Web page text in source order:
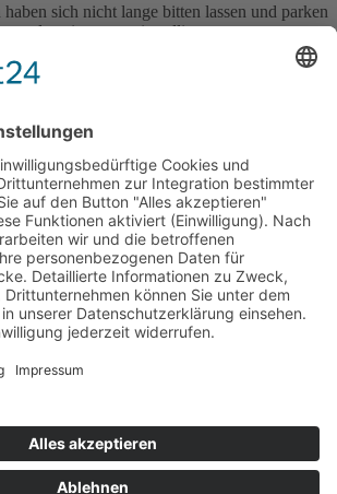
haben sich nicht lange bitten lassen und parken
an den eigens neu installierten
wohne in der Stadt und finde es einfach
in der Früh zu radeln. Das spart Kraft, ich
und eine halbe Stunde an der frischen
gegangen und habe mir ein motorisiertes Rad
Unternehmens, das ich nur empfehlen
89 82004-0